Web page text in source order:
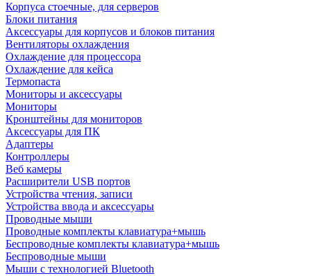
Корпуса стоечные, для серверов
Блоки питания
Аксессуары для корпусов и блоков питания
Вентиляторы охлаждения
Охлаждение для процессора
Охлаждение для кейса
Термопаста
Мониторы и аксессуары
Мониторы
Кронштейны для мониторов
Аксессуары для ПК
Адаптеры
Контроллеры
Веб камеры
Расширители USB портов
Устройства чтения, записи
Устройства ввода и аксессуары
Проводные мыши
Проводные комплекты клавиатура+мышь
Беспроводные комплекты клавиатура+мышь
Беспроводные мыши
Мыши с технологией Bluetooth